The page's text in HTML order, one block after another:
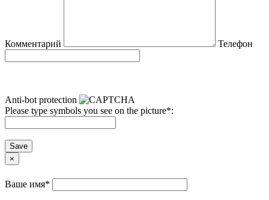
Комментарий Телефон
Anti-bot protection
Please type symbols you see on the picture*:
Save
×
Ваше имя*